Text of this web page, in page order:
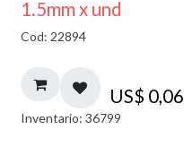
1.5mm x und
Cod: 22894
US$ 0,06
Inventario: 36799